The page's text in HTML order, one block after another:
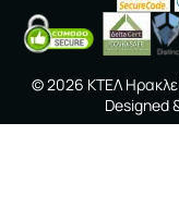
©2026 ΚΤΕΛ
Designed